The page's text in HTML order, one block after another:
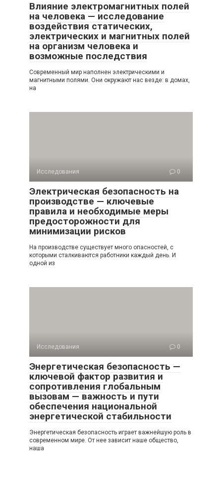
Влияние электромагнитных полей
на человека — исследование
воздействия статических,
электрических и магнитных полей
на организм человека и
возможные последствия
Современный мир наполнен электрическими и
магнитными полями. Они окружают нас везде: в домах,
на
Исследования 0
Электрическая безопасность на
производстве — ключевые
правила и необходимые меры
предосторожности для
минимизации рисков
На производстве существует много опасностей, с
которыми сталкиваются работники каждый день. И
одной из
Исследования 0
Энергетическая безопасность —
ключевой фактор развития и
сопротивления глобальным
вызовам — важность и пути
обеспечения национальной
энергетической стабильности
Энергетическая безопасность играет важнейшую роль в
современном мире. От нее зависит наше общество,
наша